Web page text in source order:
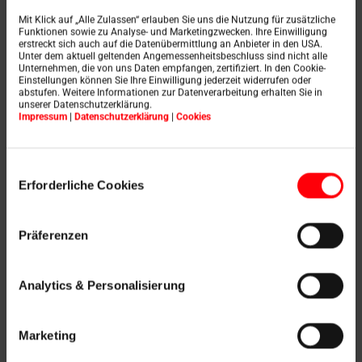
Mit Klick auf „Alle Zulassen“ erlauben Sie uns die Nutzung für zusätzliche
Funktionen sowie zu Analyse- und Marketingzwecken. Ihre Einwilligung
erstreckt sich auch auf die Datenübermittlung an Anbieter in den USA.
Unter dem aktuell geltenden Angemessenheitsbeschluss sind nicht alle
Unternehmen, die von uns Daten empfangen, zertifiziert. In den Cookie-
Einstellungen können Sie Ihre Einwilligung jederzeit widerrufen oder
abstufen. Weitere Informationen zur Datenverarbeitung erhalten Sie in
unserer Datenschutzerklärung.
Impressum | Datenschutzerklärung | Cookies
Erforderliche Cookies
Präferenzen
Analytics & Personalisierung
Marketing
elérnék az ablakot, és így csökkentik a
helyiségben kialakuló hőmennyiséget.
Különösen a forró nyári napokon maradnak
kellemesen hűvösek a helyiségei.
Napfény és UV-védelem:
redőnyök további szigetelőréteget
tetőablakokon keresztül történő
takarít meg.
A teljes sötétítés
optimális alvási körülményeket biztosít – a
nap bármely szakában.